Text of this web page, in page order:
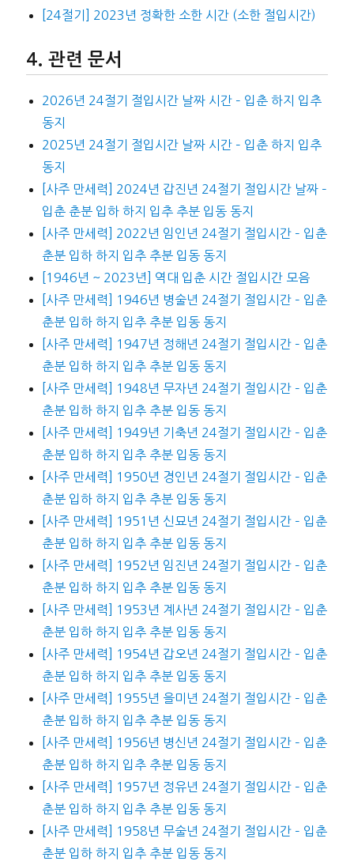
[24절기] 2023년 정확한 소한 시간 (소한 절입시간)
관련 문서
2026년 24절기 절입시간 날짜 시간 – 입춘 하지 입추
동지
2025년 24절기 절입시간 날짜 시간 – 입춘 하지 입추
동지
[사주 만세력] 2024년 갑진년 24절기 절입시간 날짜 –
입춘 춘분 입하 하지 입추 추분 입동 동지
[사주 만세력] 2022년 임인년 24절기 절입시간 – 입춘
춘분 입하 하지 입추 추분 입동 동지
[1946년 ~ 2023년] 역대 입춘 시간 절입시간 모음
[사주 만세력] 1946년 병술년 24절기 절입시간 – 입춘
춘분 입하 하지 입추 추분 입동 동지
[사주 만세력] 1947년 정해년 24절기 절입시간 – 입춘
춘분 입하 하지 입추 추분 입동 동지
[사주 만세력] 1948년 무자년 24절기 절입시간 – 입춘
춘분 입하 하지 입추 추분 입동 동지
[사주 만세력] 1949년 기축년 24절기 절입시간 – 입춘
춘분 입하 하지 입추 추분 입동 동지
[사주 만세력] 1950년 경인년 24절기 절입시간 – 입춘
춘분 입하 하지 입추 추분 입동 동지
[사주 만세력] 1951년 신묘년 24절기 절입시간 – 입춘
춘분 입하 하지 입추 추분 입동 동지
[사주 만세력] 1952년 임진년 24절기 절입시간 – 입춘
춘분 입하 하지 입추 추분 입동 동지
[사주 만세력] 1953년 계사년 24절기 절입시간 – 입춘
춘분 입하 하지 입추 추분 입동 동지
[사주 만세력] 1954년 갑오년 24절기 절입시간 – 입춘
춘분 입하 하지 입추 추분 입동 동지
[사주 만세력] 1955년 을미년 24절기 절입시간 – 입춘
춘분 입하 하지 입추 추분 입동 동지
[사주 만세력] 1956년 병신년 24절기 절입시간 – 입춘
춘분 입하 하지 입추 추분 입동 동지
[사주 만세력] 1957년 정유년 24절기 절입시간 – 입춘
춘분 입하 하지 입추 추분 입동 동지
[사주 만세력] 1958년 무술년 24절기 절입시간 – 입춘
춘분 입하 하지 입추 추분 입동 동지